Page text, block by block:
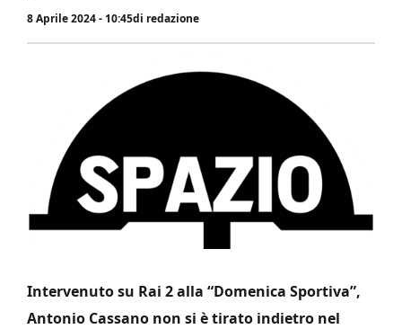
8 Aprile 2024 - 10:45di redazione
Intervenuto su Rai 2 alla “Domenica Sportiva”,
Antonio Cassano non si è tirato indietro nel